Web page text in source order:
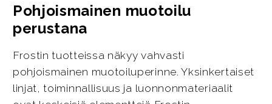
Pohjoismainen muotoilu
perustana
Frostin tuotteissa näkyy vahvasti
pohjoismainen muotoiluperinne. Yksinkertaiset
linjat, toiminnallisuus ja luonnonmateriaalit